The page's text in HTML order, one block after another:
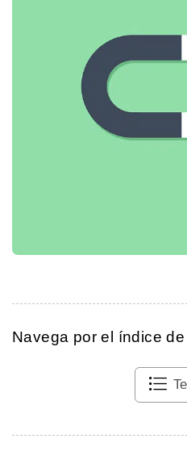
Navega por el índice